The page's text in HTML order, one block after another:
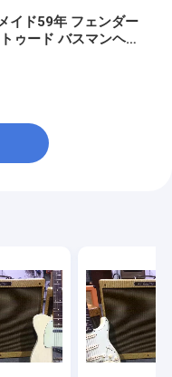
イド59年 フェンダー
ゥード バスマンヘッ